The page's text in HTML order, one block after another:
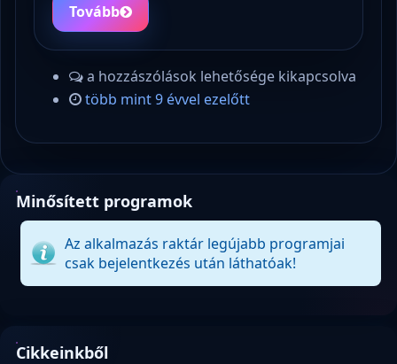
Tovább
a hozzászólások lehetősége kikapcsolva
több mint 9 évvel ezelőtt
Minősített programok
Az alkalmazás raktár legújabb programjai
csak bejelentkezés után láthatóak!
Cikkeinkből